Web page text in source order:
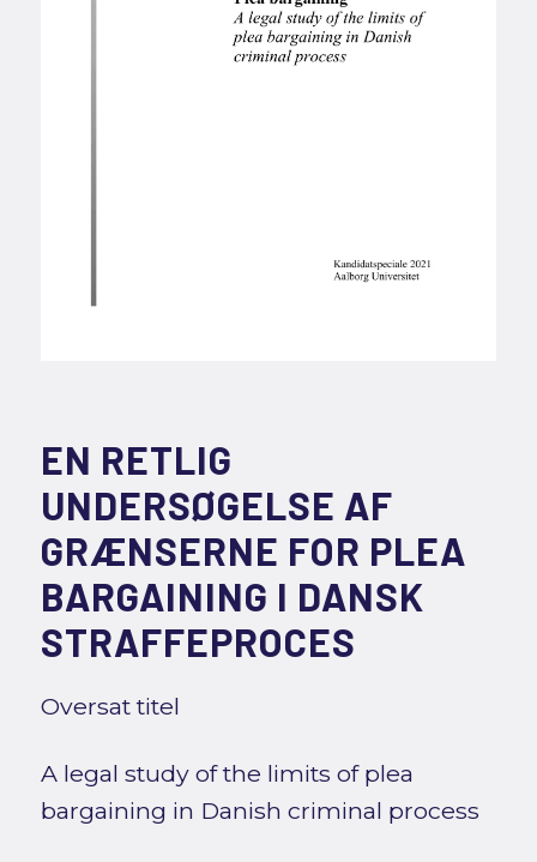
EN RETLIG
UNDERSØGELSE AF
GRÆNSERNE FOR PLEA
BARGAINING I DANSK
STRAFFEPROCES
Oversat titel
A legal study of the limits of plea
bargaining in Danish criminal process